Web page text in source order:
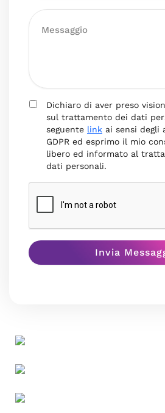
Dichiaro di aver preso
sul trattamento dei dati
seguente link ai sensi degli
GDPR ed esprimo il mio
libero ed informato al
dati personali.